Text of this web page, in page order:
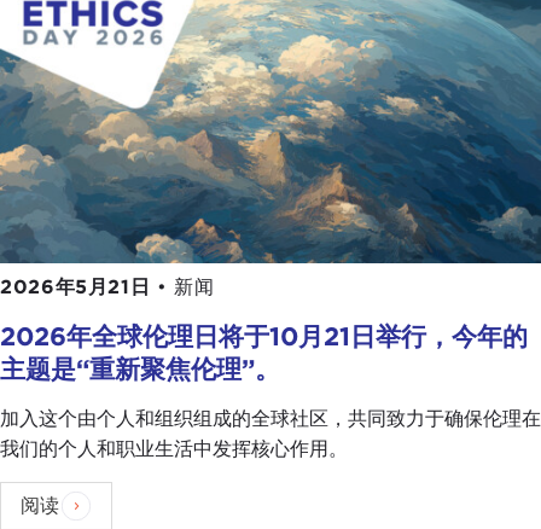
2026年5月21日 • 新闻
2026年全球伦理日将于10月21日举行，今年的
主题是“重新聚焦伦理”。
加入这个由个人和组织组成的全球社区，共同致力于确保伦理在
我们的个人和职业生活中发挥核心作用。
阅读